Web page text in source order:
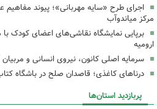
اجرای طرح «سایه مهربانی»؛ پیوند مفاهیم
مرکز میاندوآب
برپایی نمایشگاه نقاشی‌های اعضای کودک
ارومیه
سرمایه اصلی کانون، نیروی انسانی و
درناهای کاغذی؛ قاصدان صلح در باشگاه
پربازدید استان‌ها